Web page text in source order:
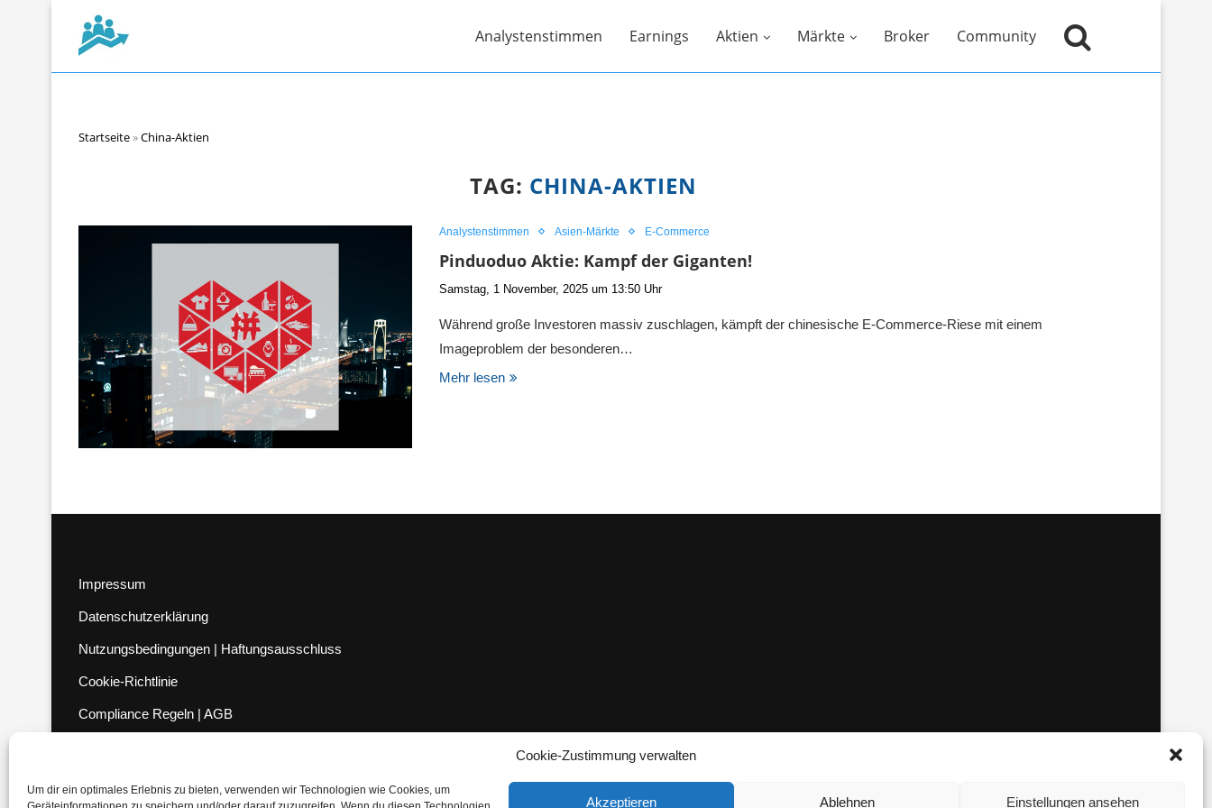
Cookie-Zustimmung verwalten
Um dir ein optimales Erlebnis zu bieten, verwenden wir Technologien wie Cookies, um
Akzeptieren Ablehnen Einstellungen ansehen
Analystenstimmen Earnings Aktien Märkte Broker Community
Startseite»China-Aktien
TAG: CHINA-AKTIEN
Analystenstimmen Asien-Märkte E-Commerce
Pinduoduo Aktie: Kampf der Giganten!
Samstag, 1 November, 2025 um 13:50 Uhr
Während große Investoren massiv zuschlagen, kämpft der chinesische E-Commerce-Riese mit einem
Imageproblem der besonderen…
Mehr lesen
Impressum
Datenschutzerklärung
Nutzungsbedingungen | Haftungsausschluss
Cookie-Richtlinie
Compliance Regeln | AGB